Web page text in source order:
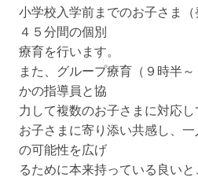
小学校入学前までのお子さま
４５分間の個別
療育を行います。
また、グループ療育（９時半
かの指導員と協
力して複数のお子さまに対応
お子さまに寄り添い共感し、
の可能性を広げ
るために本来持っている良い